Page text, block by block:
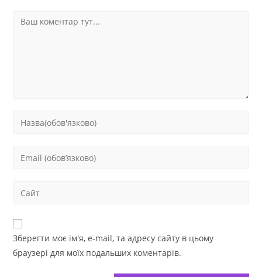
Зберегти моє ім'я, e-mail, та адресу сайту в цьому
браузері для моїх подальших коментарів.